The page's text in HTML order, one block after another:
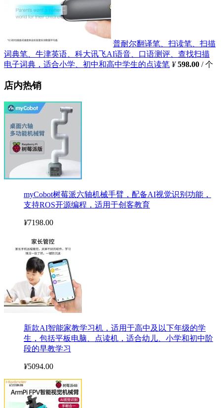
普耐尔翻译笔、扫读笔、扫描
词典笔、牛津英语、科大讯飞AI语音、口语测评、查找扫描
电子词典，适合小学、初中和高中学生的点读笔 ¥ 598.00 / 个
店内热销
myCobot树莓派六轴机械手臂，配备AI视觉识别功能，
支持ROS开源编程，适用于创客教育
¥7198.00
新款AI智能家教学习机，适用于高中及以下年级的学
生，包括平板电脑、点读机，适合幼儿、小学和初中阶
段的早教学习
¥5094.00